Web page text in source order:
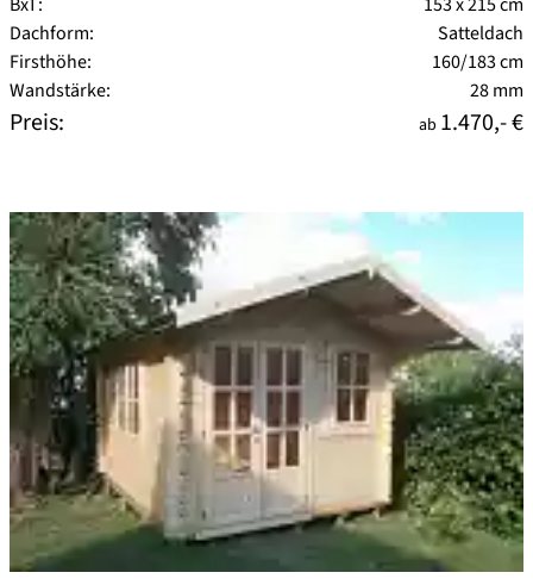
Dachform:
Satteldach
Firsthöhe:
160/183 cm
Wandstärke:
28 mm
Preis: ab 1.470,- €